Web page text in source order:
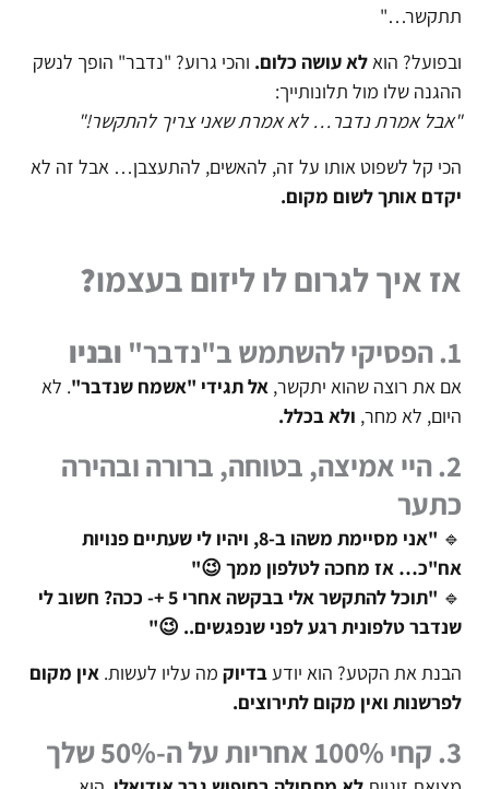
תתקשר…"
ובפועל? הואלא עושה כלום. והכי גרוע? "נדבר" הופך לנשק
ההגנה שלו מול תלונותייך:
"אבל אמרת נדבר… לא אמרת שאני צריך להתקשר!"
הכי קל לשפוט אותו על זה, להאשים, להתעצבן… אבל זה לא
יקדם אותך לשום מקום.
אז איך לגרום לו ליזום בעצמו?
1. הפסיקי להשתמש ב"נדבר" ובניו
אם את רוצה שהוא יתקשר, אל תגידי "אשמח שנדבר". לא
היום, לא מחר, ולא בכלל.
2. היי אמיצה, בטוחה, ברורה ובהירה
כתער
🔹
"אני מסיימת משהו ב-8, ויהיו לי שעתיים פנויות
אח"כ… אז מחכה לטלפון ממך 😉"
🔹
"תוכל להתקשר אלי בבקשה אחרי 5 +- ככה? חשוב לי
שנדבר טלפונית רגע לפני שנפגשים.. 😉"
הבנת את הקטע? הוא יודעבדיוק מה עליו לעשות. אין מקום
לפרשנות ואין מקום לתירוצים.
3. קחי 100% אחריות על ה-50% שלך